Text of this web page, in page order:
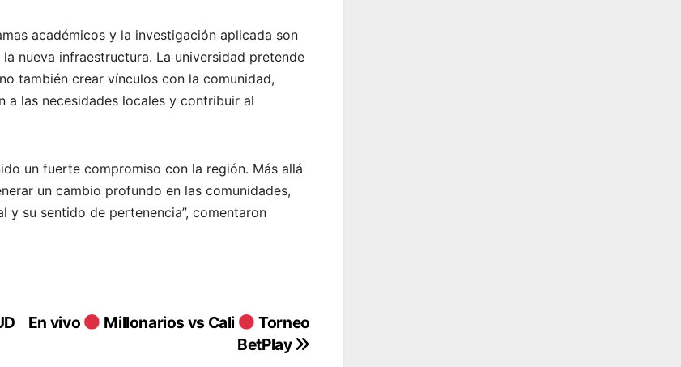
académicos y la investigación aplicada son
nueva infraestructura. La universidad pretende
también crear vínculos con la comunidad,
a las necesidades locales y contribuir al
un fuerte compromiso con la región. Más allá
un cambio profundo en las comunidades,
su sentido de pertenencia”, comentaron
En vivo Millonarios vs Cali
Torneo
BetPlay